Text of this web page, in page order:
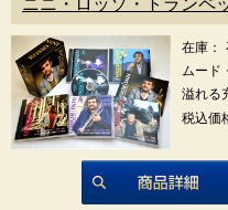
ニニ・ロッソ・トランペ
在庫：
ムード
溢れる
税込価